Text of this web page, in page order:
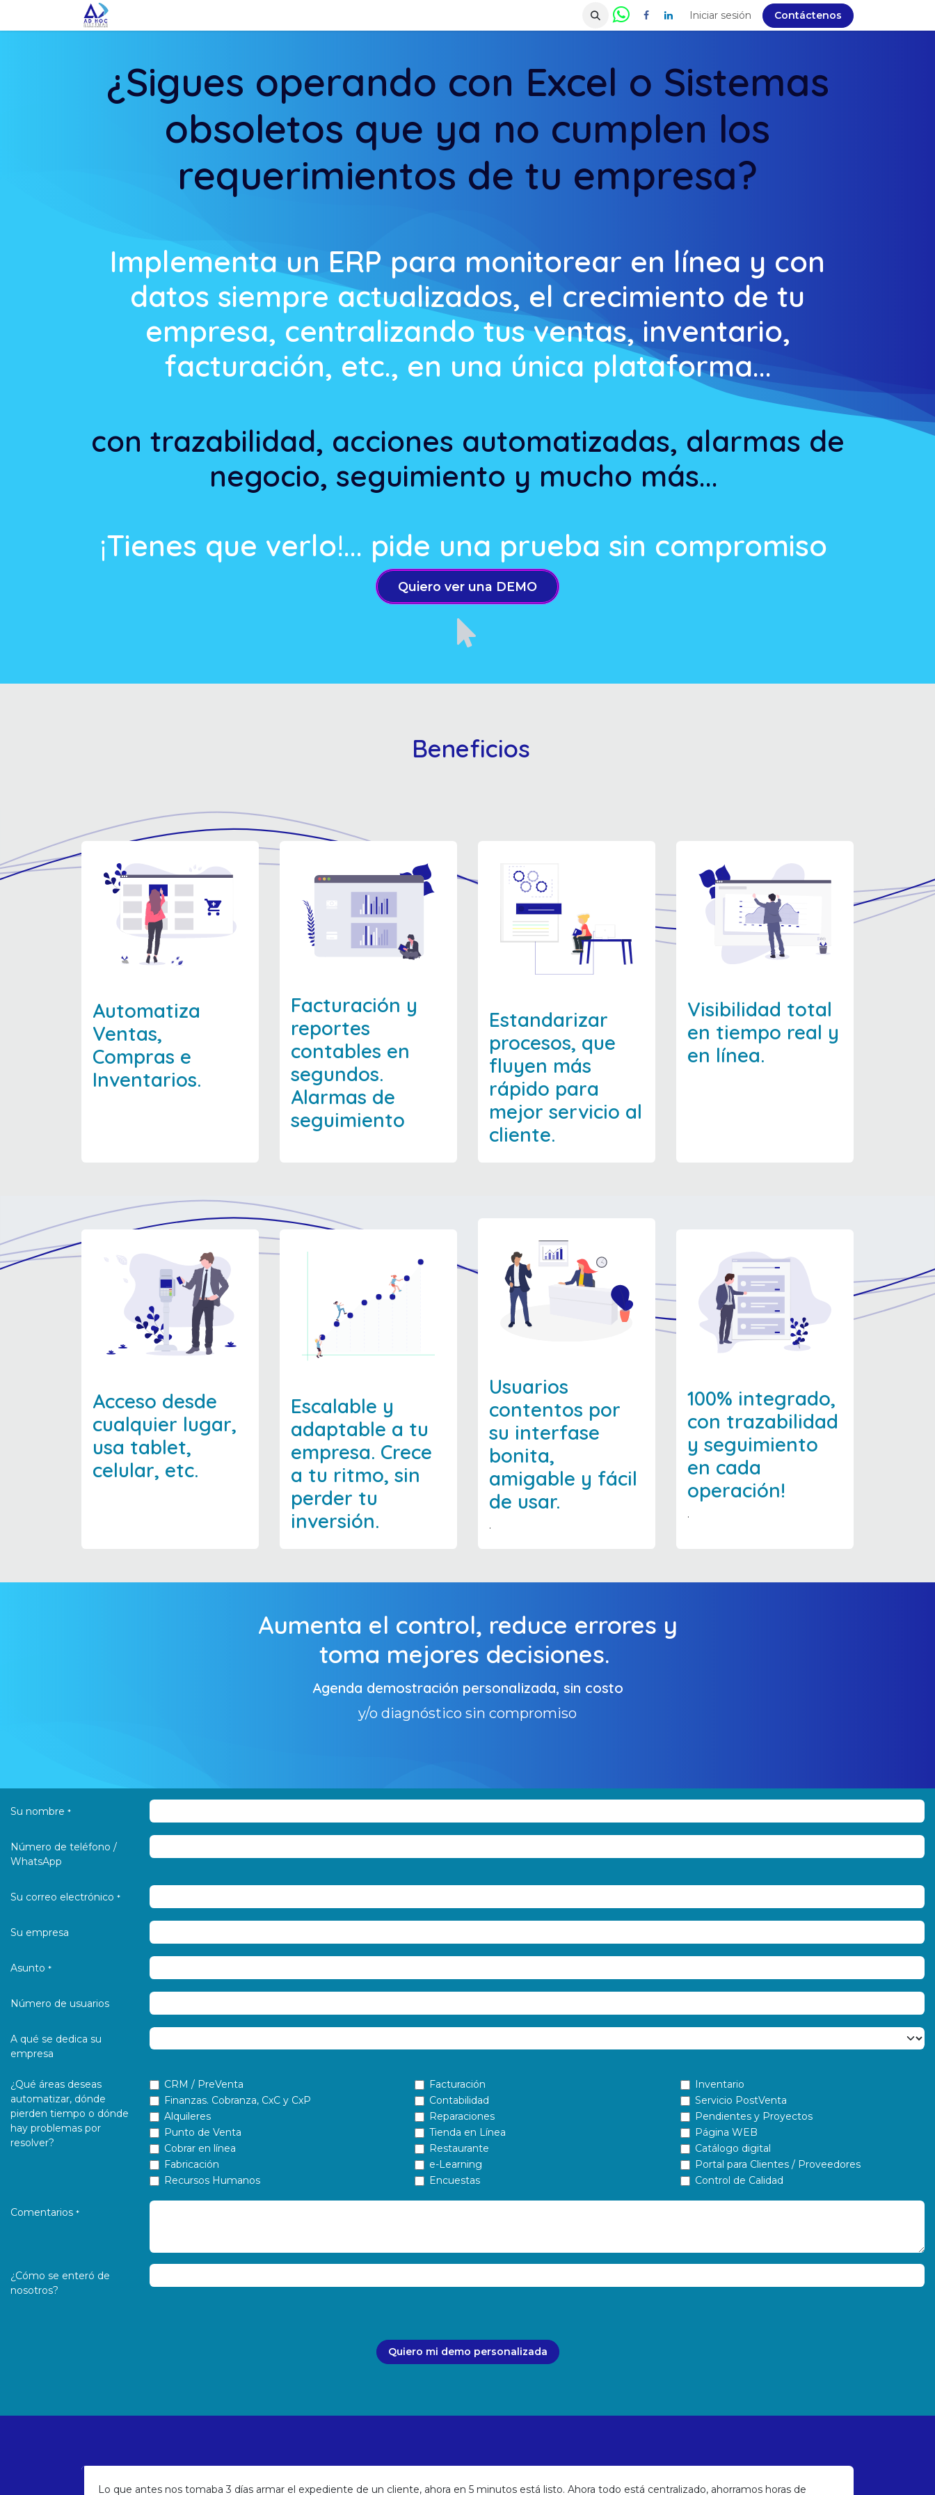
Sobre Nosotros Contáctenos Servidor-cloud
Iniciar sesión Contáctenos
¿Sigues operando con Excel o Sistemas
obsoletos que ya no cumplen los
requerimientos de tu empresa?
Implementa un ERP para monitorear en línea y con
datos siempre actualizados, el crecimiento de tu
empresa, centralizando tus ventas, inventario,
facturación, etc., en una única plataforma...
con trazabilidad, acciones automatizadas, alarmas de
negocio, seguimiento y mucho más...
¡Tienes que verlo!... pide una prueba sin compromiso
Quiero ver u​na DEMO
Beneficios
Automatiza
Ventas,
Compras e
Inventarios.
Facturación y
reportes
contables en
segundos.
Alarmas de
seguimiento
Estandarizar
procesos, que
fluyen más
rápido para
mejor servicio al
cliente.
Visibilidad total
en tiempo real y
en línea.
Acceso desde
cualquier lugar,
usa tablet,
celular, etc.
Escalable y
adaptable a tu
empresa. Crece
a tu ritmo, sin
perder tu
inversión.
Usuarios
contentos por
su interfase
bonita,
amigable y fácil
de usar.
.
100% integrado,
con trazabilidad
y seguimiento
en cada
operación!
.
Aumenta el control, reduce errores y
toma mejores decisiones.
Agenda demostración personalizada, sin costo
y/o diagnóstico sin compromiso
Su nombre *
Número de teléfono /
WhatsApp
Su correo electrónico *
Su empresa
Asunto *
Número de usuarios
A qué se dedica su
empresa
¿Qué áreas deseas
automatizar, dónde
pierden tiempo o dónde
hay problemas por
resolver?
CRM / PreVenta Facturación
Inventario
Finanzas. Cobranza, CxC y CxP
Contabilidad
Servicio PostVenta
Alquileres
Reparaciones
Pendientes y Proyectos
Punto de Venta
Tienda en Línea
Página WEB
Cobrar en línea
Restaurante
Catálogo digital
Fabricación
e-Learning
Portal para Clientes / Proveedores
Recursos Humanos
Encuestas Control de Calidad
Comentarios *
¿Cómo se enteró de
nosotros?
Quiero mi demo personalizada
Lo que antes nos tomaba 3 días armar el expediente de un cliente, ahora en 5 minutos está listo. Ahora todo está centralizado, ahorramos horas de